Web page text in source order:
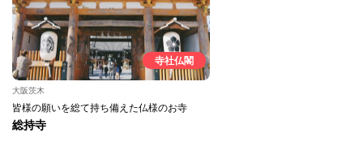
寺社仏閣
大阪茨木
皆様の願いを総て持ち備えた仏様のお寺
総持寺